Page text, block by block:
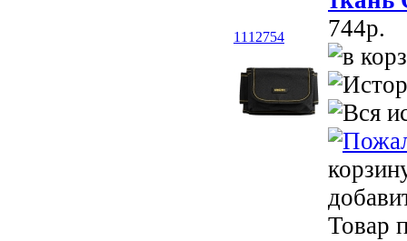
1112754
744p.
Товар